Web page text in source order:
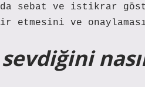
sebat ve istikrar
etmesini ve